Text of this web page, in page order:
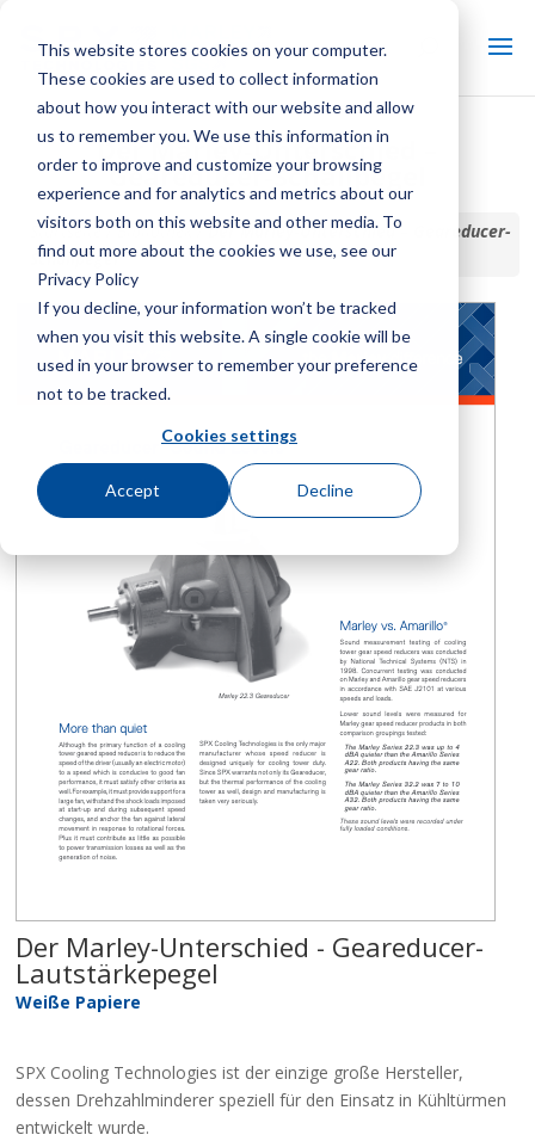
This website stores cookies on your computer.
These cookies are used to collect information
about how you interact with our website and allow
us to remember you. We use this information in
order to improve and customize your browsing
experience and for analytics and metrics about our
visitors both on this website and other media. To
find out more about the cookies we use, see our
Privacy Policy
If you decline, your information won’t be tracked
when you visit this website. A single cookie will be
used in your browser to remember your preference
not to be tracked.
Cookies settings
Accept Decline
Der Marley-Unterschied –
Geareducer-Schallpegel
Startseite / Bibliothek /Der Marley-Unterschied – Geareducer-
Schallpegel
Der Marley-Unterschied - Geareducer-
Lautstärkepegel
Weiße Papiere
SPX Cooling Technologies ist der einzige große Hersteller,
dessen Drehzahlminderer speziell für den Einsatz in Kühltürmen
entwickelt wurde.